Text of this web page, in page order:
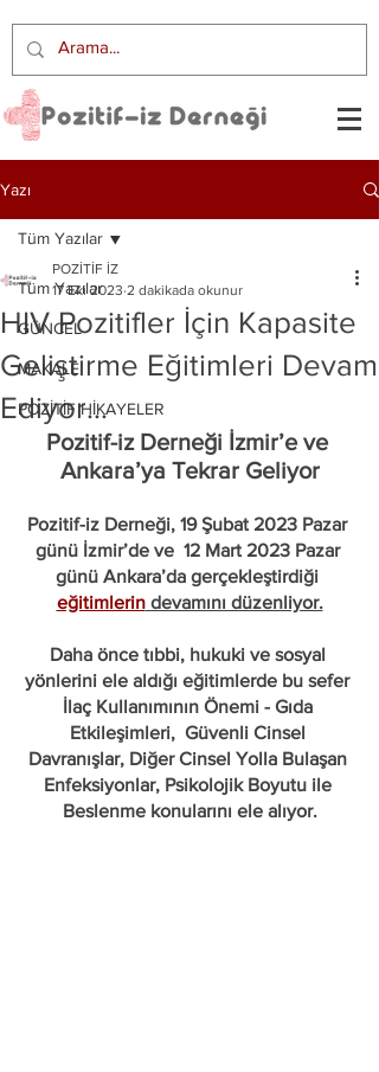
Yazı
Tüm Yazılar
GÜNCEL
MAKALE
POZİTİF HİKAYELER
Tüm Yazılar
HIV Pozitifler İçin Kapasite
Geliştirme Eğitimleri Devam
Ediyor…
POZİTİF İZ
17 Eki 2023 2 dakikada okunur
Pozitif-iz Derneği İzmir’e ve
Ankara’ya Tekrar Geliyor
Pozitif-iz Derneği, 19 Şubat 2023 Pazar
günü İzmir’de ve  12 Mart 2023 Pazar
günü Ankara’da gerçekleştirdiği
eğitimlerin devamını düzenliyor.
Daha önce tıbbi, hukuki ve sosyal
yönlerini ele aldığı eğitimlerde bu sefer
İlaç Kullanımının Önemi - Gıda
Etkileşimleri, Güvenli Cinsel
Davranışlar, Diğer Cinsel Yolla Bulaşan
Enfeksiyonlar, Psikolojik Boyutu ile
Beslenme konularını ele alıyor.